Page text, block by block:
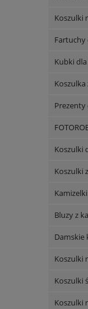
Koszulki
Fartuchy
Kubki
Prezenty
Koszulki
Koszulki
Bluzy z
Damskie
Koszulki
Koszulki
Koszulki